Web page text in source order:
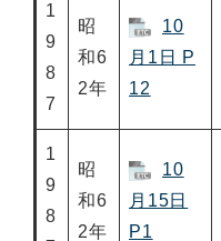
1
9
8
7
昭
和6
2年
10
月1日 P
12
1
9
8
昭
和6
2年
10
月15日
P1